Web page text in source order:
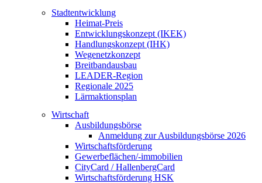
Stadtentwicklung
Heimat-Preis
Entwicklungskonzept (IKEK)
Handlungskonzept (IHK)
Wegenetzkonzept
Breitbandausbau
LEADER-Region
Regionale 2025
Lärmaktionsplan
Wirtschaft
Ausbildungsbörse
Anmeldung zur Ausbildungsbörse 2026
Wirtschaftsförderung
Gewerbeflächen/-immobilien
CityCard / HallenbergCard
Wirtschaftsförderung HSK